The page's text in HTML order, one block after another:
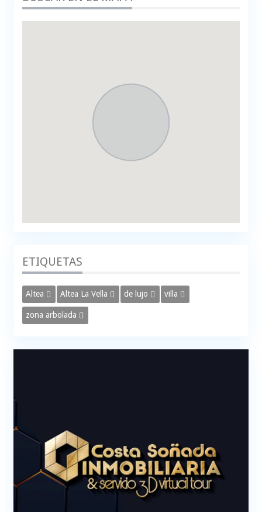
ETIQUETAS
Altea Altea La Vella de lujo villa
zona arbolada